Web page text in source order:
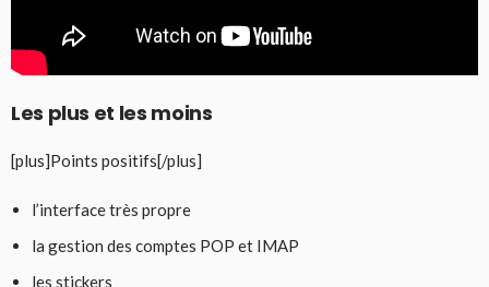
Les plus et les moins
[plus]Points positifs[/plus]
l’interface très propre
la gestion des comptes POP et IMAP
les stickers